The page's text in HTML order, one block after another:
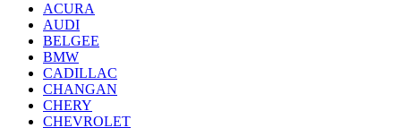
ACURA
AUDI
BELGEE
BMW
CADILLAC
CHANGAN
CHERY
CHEVROLET